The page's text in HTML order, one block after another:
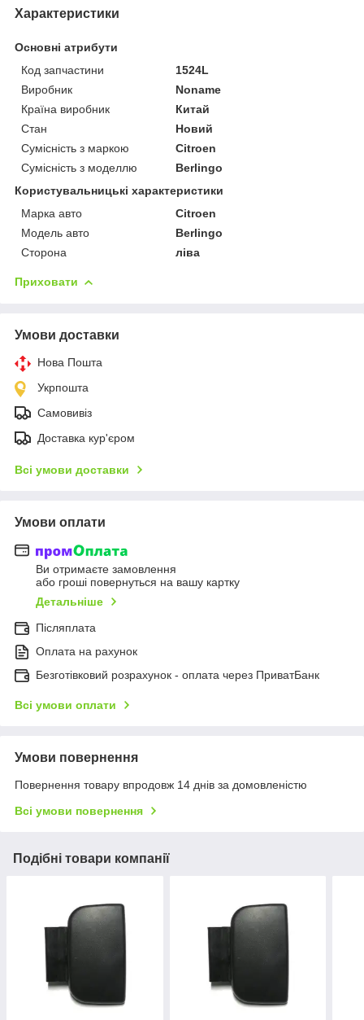
Характеристики
Основні атрибути
Код запчастини
1524L
Виробник
Noname
Країна виробник
Китай
Стан
Новий
Сумісність з маркою
Citroen
Сумісність з моделлю
Berlingo
Користувальницькі характеристики
Марка авто
Citroen
Модель авто
Berlingo
Сторона
ліва
Приховати
Умови доставки
Нова Пошта
Укрпошта
Самовивіз
Доставка кур'єром
Всі умови доставки
Умови оплати
Ви отримаєте замовлення
або гроші повернуться на вашу картку
Детальніше
Післяплата
Оплата на рахунок
Безготівковий розрахунок - оплата через ПриватБанк
Всі умови оплати
Умови повернення
Повернення товару впродовж 14 днів за домовленістю
Всі умови повернення
Подібні товари компанії